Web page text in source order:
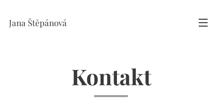
Jana Štěpánová
Kontakt